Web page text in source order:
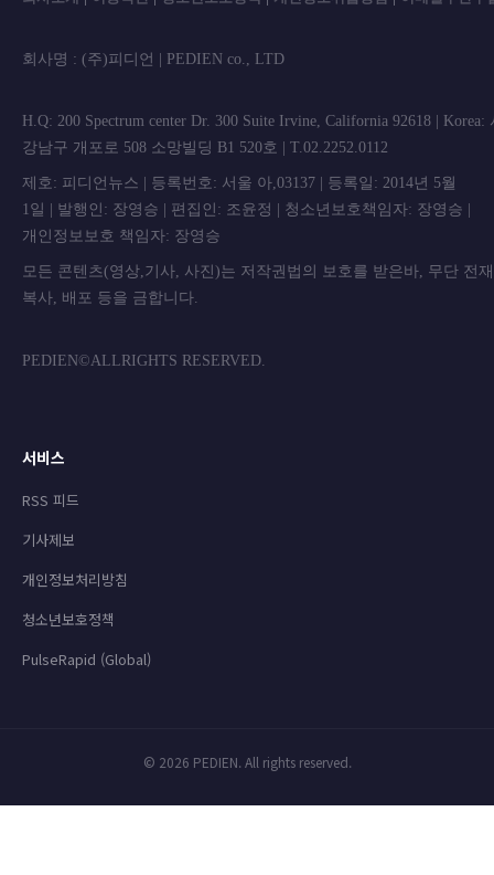
회사명 : (주)피디언 | PEDIEN co.,
H.Q: 200 Spectrum center Dr. 300 Suite Irvine, California 92618 | Korea:
강남구 개포로 508 소망빌딩 B1 520호 | T.02.2252.0112
제호: 피디언뉴스 | 등록번호: 서울 아,03137 | 등록일: 2014년 5월
1일 | 발행인: 장영승 | 편집인: 조윤정 | 청소년보호책임자: 장영승 |
개인정보보호 책임자: 장영승
모든 콘텐츠(영상,기사, 사진)는 저작권법의 보호를 받은바, 무단 전
복사, 배포 등을 금합니
PEDIEN©ALLRIGHTS RESERVED.
서비스
RSS 피드
기사제보
개인정보처리방침
청소년보호정책
PulseRapid (Global)
© 2026 PEDIEN. All rights reserved.